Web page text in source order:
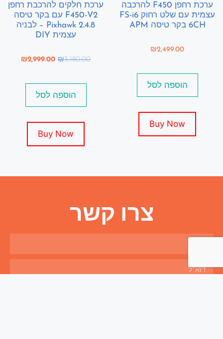
ערכת רחפן F450 להרכבה
עצמית עם שלט רחוק FS-i6
6CH בקר טיסה APM
₪2,499.00
הוספה לסל
Buy Now
ערכת חלקים להרכבת רחפן
F450-V2 עם בקר טיסה
Pixhawk 2.4.8 – לבניה
עצמית DIY
₪3,180.00
₪2,999.00
הוספה לסל
Buy Now
צרו קשר